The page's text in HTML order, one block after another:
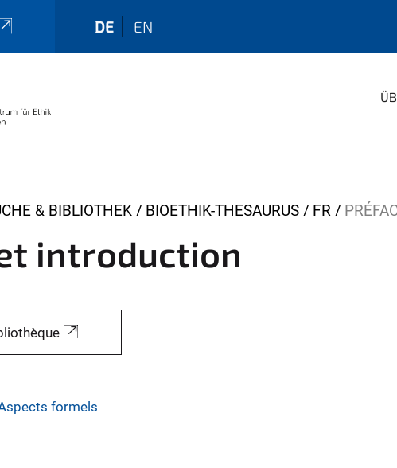
DE EN
& BIBLIOTHEK BIOETHIK-THESAURUS FR
introduction
formels